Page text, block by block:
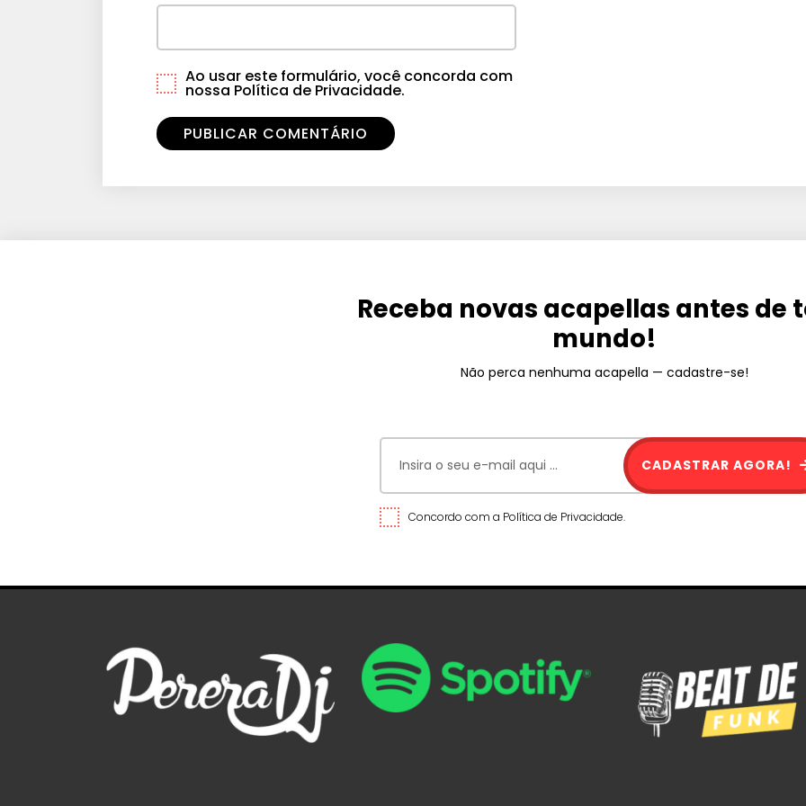
Ao usar este formulário, você concorda com
nossa Política de Privacidade.
Receba novas acapellas antes de
mundo!
Não perca nenhuma acapella — cadastre-se!
Concordo com a Política de Privacidade.
CADASTRAR AGORA!